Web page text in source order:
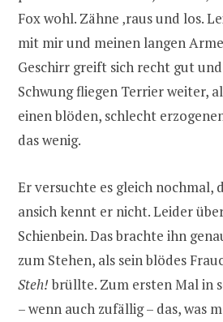
Fox wohl. Zähne ‚raus und los.
mit mir und meinen langen
Geschirr greift sich recht gut
Schwung fliegen Terrier weiter,
einen blöden, schlecht
das wenig.
Er versuchte es gleich nochmal,
ansich kennt er nicht. Leider
Schienbein. Das brachte ihn
zum Stehen, als sein blödes
Steh!brüllte. Zum ersten Mal in
– wenn auch zufällig – das, was